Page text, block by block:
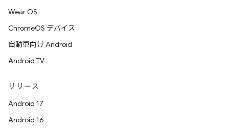
Wear OS
ChromeOS デバイス
自動車向け Android
Android TV
リリース
Android 17
Android 16